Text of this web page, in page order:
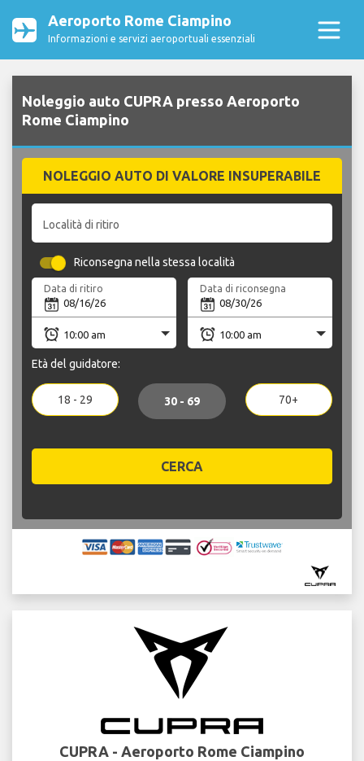
Aeroporto Rome Ciampino
Informazioni e servizi aeroportuali essenziali
Noleggio auto CUPRA presso Aeroporto
Rome Ciampino
NOLEGGIO AUTO DI VALORE INSUPERABILE
Località di ritiro
Riconsegna nella stessa località
Data di ritiro Data di riconsegna
Età del guidatore:
18 - 29 30 - 69 70+
CERCA
CUPRA - Aeroporto Rome Ciampino